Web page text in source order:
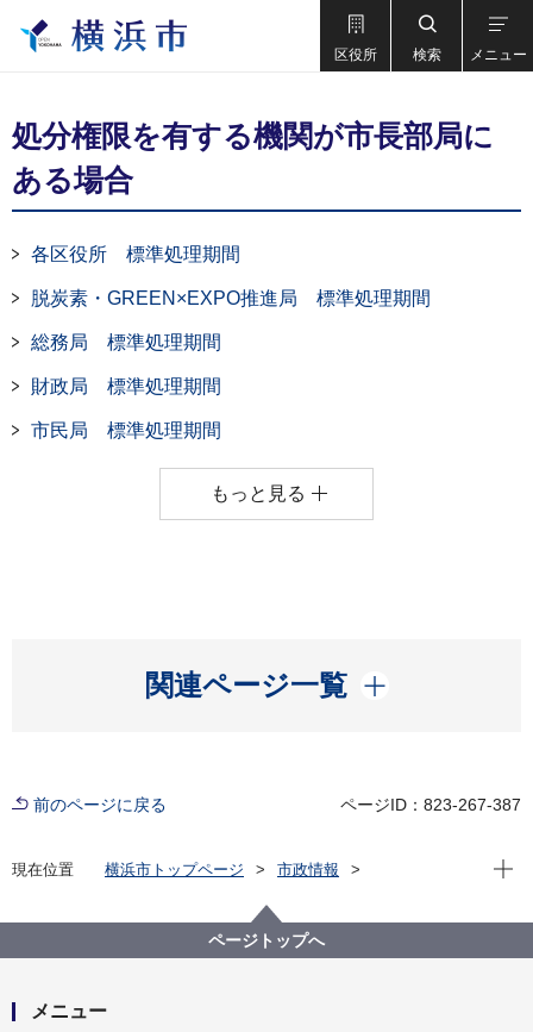
区役所 検索 メニュー
処分権限を有する機関が市長部局に
ある場合
各区役所 標準処理期間
脱炭素・GREEN×EXPO推進局 標準処理期間
総務局 標準処理期間
財政局 標準処理期間
市民局 標準処理期間
もっと見る
関連ページ一覧
開く
前のページに戻る ページID：823-267-387
現在位置 横浜市トップページ
市政情報
横浜市 許認可等の処分に要する標準処理期間
処分権限を有する機関が市長部局にある場合
現在
ページトップへ
メニュー